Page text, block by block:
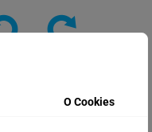
O Cookies